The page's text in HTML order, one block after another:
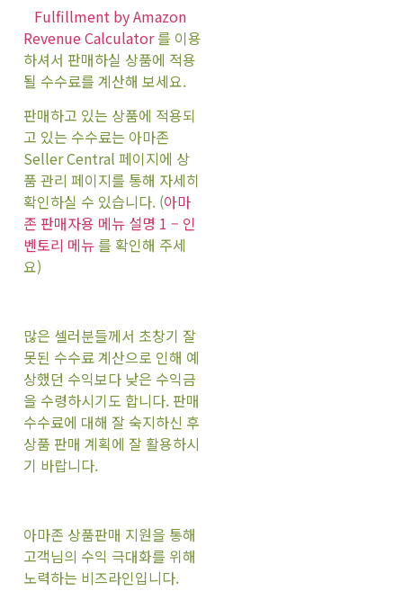
Fulfillment by Amazon
Revenue Calculator를 이용
하셔서 판매하실 상품에 적용
될 수수료를 계산해 보세요.
판매하고 있는 상품에 적용되
고 있는 수수료는 아마존
Seller Central 페이지에 상
품 관리 페이지를 통해 자세히
확인하실 수 있습니다. (아마
존 판매자용 메뉴 설명 1 – 인
벤토리 메뉴를 확인해 주세
요)
많은 셀러분들께서 초창기 잘
못된 수수료 계산으로 인해 예
상했던 수익보다 낮은 수익금
을 수령하시기도 합니다. 판매
수수료에 대해 잘 숙지하신 후
상품 판매 계획에 잘 활용하시
기 바랍니다.
아마존 상품판매 지원을 통해
고객님의 수익 극대화를 위해
노력하는 비즈라인입니다.